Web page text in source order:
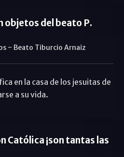
objetos del beato P.
- Beato Tiburcio Arnaiz
en la casa de los jesuitas de
a su vida.
Católica ¡son tantas las